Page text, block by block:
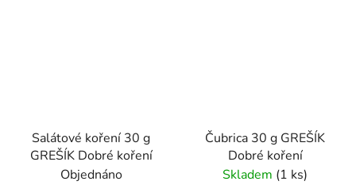
Salátové koření 30 g
GREŠÍK Dobré koření
Objednáno
Čubrica 30 g GREŠÍK
Dobré koření
Skladem (1 ks)